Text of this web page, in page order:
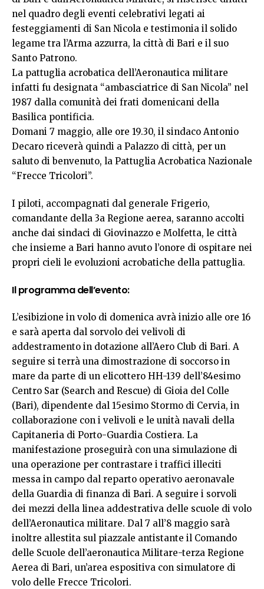
nel quadro degli eventi celebrativi legati ai
festeggiamenti di San Nicola e testimonia il solido
legame tra l’Arma azzurra, la città di Bari e il suo
Santo Patrono.
La pattuglia acrobatica dell’Aeronautica militare
infatti fu designata “ambasciatrice di San Nicola” nel
1987 dalla comunità dei frati domenicani della
Basilica pontificia.
Domani 7 maggio, alle ore 19.30, il sindaco Antonio
Decaro riceverà quindi a Palazzo di città, per un
saluto di benvenuto, la Pattuglia Acrobatica Nazionale
“Frecce Tricolori”.
I piloti, accompagnati dal generale Frigerio,
comandante della 3a Regione aerea, saranno accolti
anche dai sindaci di Giovinazzo e Molfetta, le città
che insieme a Bari hanno avuto l’onore di ospitare nei
propri cieli le evoluzioni acrobatiche della pattuglia.
Il programma dell’evento:
L’esibizione in volo di domenica avrà inizio alle ore 16
e sarà aperta dal sorvolo dei velivoli di
addestramento in dotazione all’Aero Club di Bari. A
seguire si terrà una dimostrazione di soccorso in
mare da parte di un elicottero HH-139 dell’84esimo
Centro Sar (Search and Rescue) di Gioia del Colle
(Bari), dipendente dal 15esimo Stormo di Cervia, in
collaborazione con i velivoli e le unità navali della
Capitaneria di Porto-Guardia Costiera. La
manifestazione proseguirà con una simulazione di
una operazione per contrastare i traffici illeciti
messa in campo dal reparto operativo aeronavale
della Guardia di finanza di Bari. A seguire i sorvoli
dei mezzi della linea addestrativa delle scuole di volo
dell’Aeronautica militare. Dal 7 all’8 maggio sarà
inoltre allestita sul piazzale antistante il Comando
delle Scuole dell’aeronautica Militare-terza Regione
Aerea di Bari, un’area espositiva con simulatore di
volo delle Frecce Tricolori.